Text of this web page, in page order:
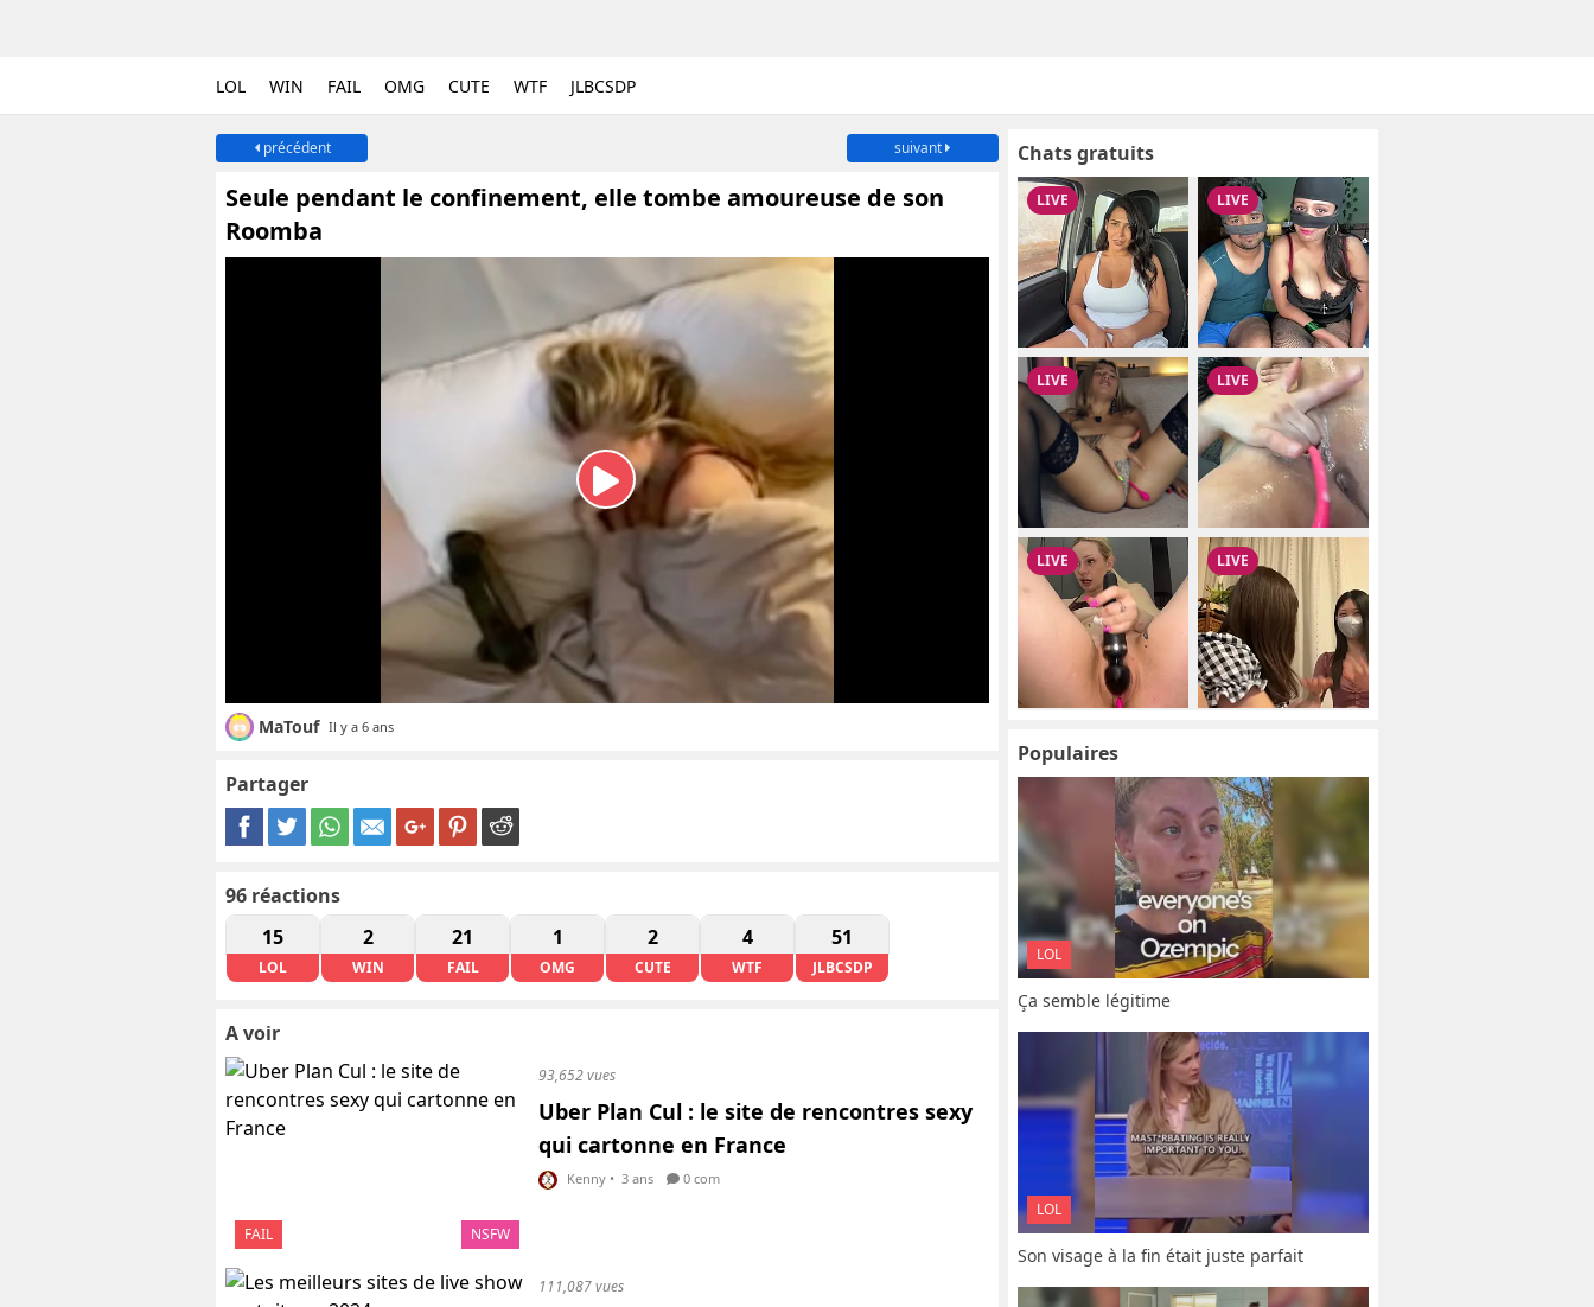
LOL WIN FAIL OMG CUTE WTF JLBCSDP
précédent suivant
Seule pendant le confinement, elle tombe amoureuse de son
Roomba
MaTouf Il y a 6 ans
Partager
96 réactions
15
LOL
2
WIN
21
FAIL
1
OMG
2
CUTE
4
WTF
51
JLBCSDP
A voir
FAIL NSFW
93,652 vues
Uber Plan Cul : le site de rencontres sexy
qui cartonne en France
Kenny • 3 ans 0 com
111,087 vues
Chats gratuits
Populaires
LOL
Ça semble légitime
LOL
Son visage à la fin était juste parfait